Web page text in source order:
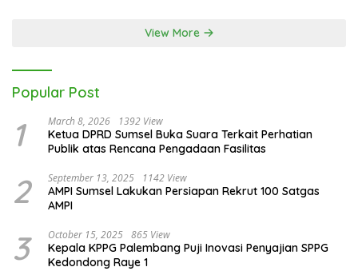
View More
Popular Post
1 March 8, 2026 1392 View
Ketua DPRD Sumsel Buka Suara Terkait Perhatian
Publik atas Rencana Pengadaan Fasilitas
2 September 13, 2025 1142 View
AMPI Sumsel Lakukan Persiapan Rekrut 100 Satgas
AMPI
3 October 15, 2025 865 View
Kepala KPPG Palembang Puji Inovasi Penyajian SPPG
Kedondong Raye 1